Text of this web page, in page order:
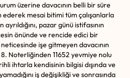
üzerine davacının belli bir süre
ederek mesai bitimi tüm çalışanlarla
pazar günü istifasının
önünde ve rencide edici bir
işe gitmeyen davacının
Noterliğinden 11652 yevmiye nolu
ihtarla kendisinin bilgisi dışında ve
iş değişikliği ve sonrasında